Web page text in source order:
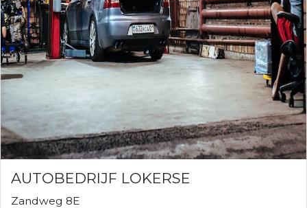
AUTOBEDRIJF LOKERSE
Zandweg 8E